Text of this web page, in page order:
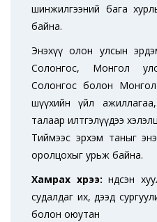
шинжилгээний бага
байна.
Энэхүү олон улсын
Солонгос, Монгол
Солонгос болон Монгол
шүүхийн үйл
талаар илтгэлүүдээ
Тиймээс эрхэм таныг
оролцохыг урьж байна.
Хамрах хүрээ: Үндсэн
судалдаг их, дээд
болон оюутан